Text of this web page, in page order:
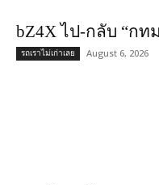
bZ4X ไป-กลับ “กท
รถเราไม่เก่าเลย August 6, 2026